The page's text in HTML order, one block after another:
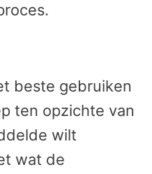
beste gebruiken
ten opzichte van
wilt
wat de